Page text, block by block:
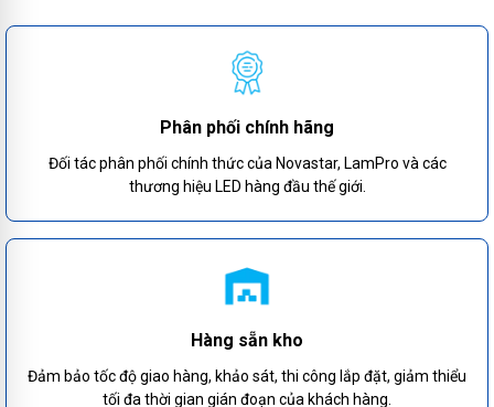
Phân phối chính hãng
Đối tác phân phối chính thức của Novastar, LamPro và các
thương hiệu LED hàng đầu thế giới.
Hàng sẵn kho
Đảm bảo tốc độ giao hàng, khảo sát, thi công lắp đặt, giảm thiểu
tối đa thời gian gián đoạn của khách hàng.